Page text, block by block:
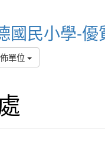
國民小學-優
單位